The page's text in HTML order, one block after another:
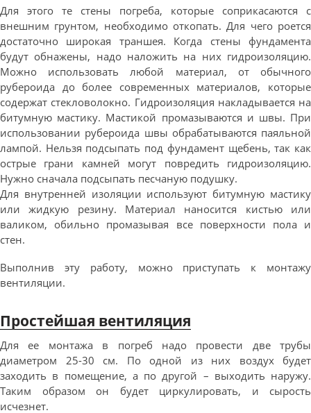
Для этого те стены погреба, которые соприкасаются с
внешним грунтом, необходимо откопать. Для чего роется
достаточно широкая траншея. Когда стены фундамента
будут обнажены, надо наложить на них гидроизоляцию.
Можно использовать любой материал, от обычного
рубероида до более современных материалов, которые
содержат стекловолокно. Гидроизоляция накладывается на
битумную мастику. Мастикой промазываются и швы. При
использовании рубероида швы обрабатываются паяльной
лампой. Нельзя подсыпать под фундамент щебень, так как
острые грани камней могут повредить гидроизоляцию.
Нужно сначала подсыпать песчаную подушку.
Для внутренней изоляции используют битумную мастику
или жидкую резину. Материал наносится кистью или
валиком, обильно промазывая все поверхности пола и
стен.
Выполнив эту работу, можно приступать к монтажу
вентиляции.
Простейшая вентиляция
Для ее монтажа в погреб надо провести две трубы
диаметром 25-30 см. По одной из них воздух будет
заходить в помещение, а по другой – выходить наружу.
Таким образом он будет циркулировать, и сырость
исчезнет.